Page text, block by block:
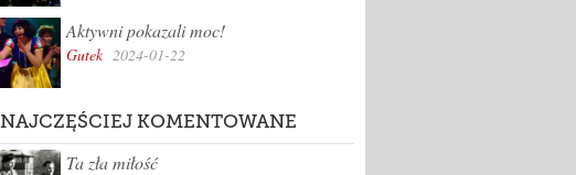
Aktywni pokazali moc!
Gutek 2024-01-22
NAJCZĘŚCIEJ KOMENTOWANE
Ta zła miłość